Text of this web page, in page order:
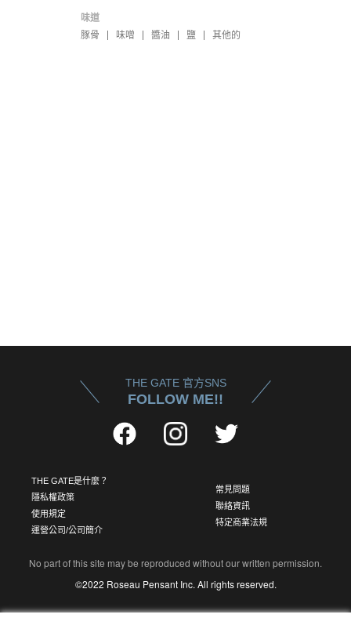
味道
豚骨
味噌 醬油 鹽 其他的
THE GATE 官方SNS
FOLLOW ME!!
THE GATE是什麼？
隱私權政策
使用規定
運營公司/公司簡介
常見問題
聯絡資訊
特定商業法規
No part of this site may be reproduced without our written permission.
©2022 Roseau Pensant Inc. All rights reserved.